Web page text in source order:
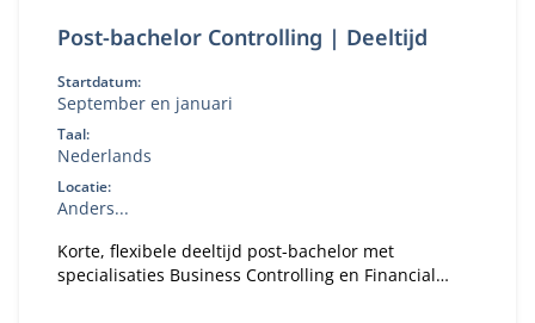
Post-bachelor Controlling | Deeltijd
Startdatum:
September en januari
Taal:
Nederlands
Locatie:
Anders...
Korte, flexibele deeltijd post-bachelor met
specialisaties Business Controlling en Financial